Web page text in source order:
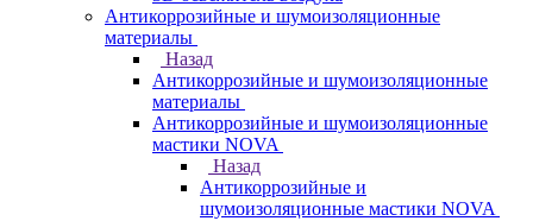
Антикоррозийные и шумоизоляционные
материалы
Назад
Антикоррозийные и шумоизоляционные
материалы
Антикоррозийные и шумоизоляционные
мастики NOVA
Назад
Антикоррозийные и
шумоизоляционные мастики NOVA